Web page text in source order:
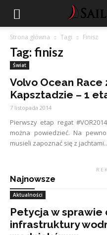
Strona główna Tagi Finisz
Tag: finisz
Świat
Volvo Ocean Race
Kapsztadzie – 1
7 listopada 2014
Pierwszy etap regat
można powiedzieć. Na
musieli zapoznać się z
R E
Najnowsze
Aktualności
Petycja w sprawie
infrastruktury